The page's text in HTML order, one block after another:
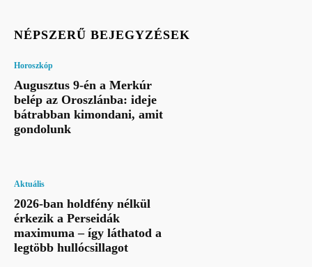
NÉPSZERŰ BEJEGYZÉSEK
Horoszkóp
Augusztus 9-én a Merkúr
belép az Oroszlánba: ideje
bátrabban kimondani, amit
gondolunk
Aktuális
2026-ban holdfény nélkül
érkezik a Perseidák
maximuma – így láthatod a
legtöbb hullócsillagot